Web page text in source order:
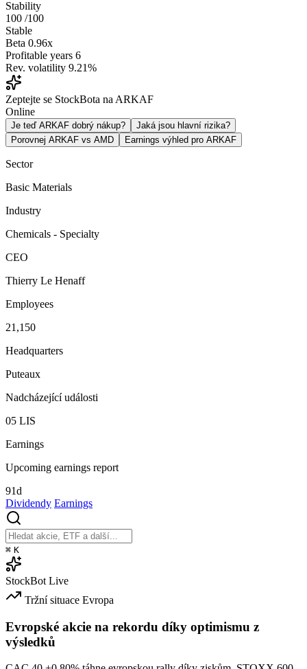
Stability
100 /100
Stable
Beta 0.96x
Profitable years 6
Rev. volatility 9.21%
Zeptejte se StockBota na ARKAF
Online
Je teď ARKAF dobrý nákup?
Jaká jsou hlavní rizika?
Porovnej ARKAF vs AMD
Earnings výhled pro ARKAF
Sector
Basic Materials
Industry
Chemicals - Specialty
CEO
Thierry Le Henaff
Employees
21,150
Headquarters
Puteaux
Nadcházející události
05 LIS
Earnings
Upcoming earnings report
91d
Dividendy Earnings
⌘ K
StockBot Live
Tržní situace Evropa
Evropské akcie na rekordu díky optimismu z
výsledků